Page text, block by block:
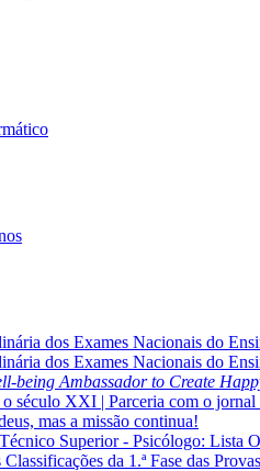
dos Exames Nacionais do
dos Exames Nacionais do
being Ambassador to Create
o século XXI | Parceria com o
mas a missão continua!
Superior - Psicólogo: Lista
da 1.ª Fase das